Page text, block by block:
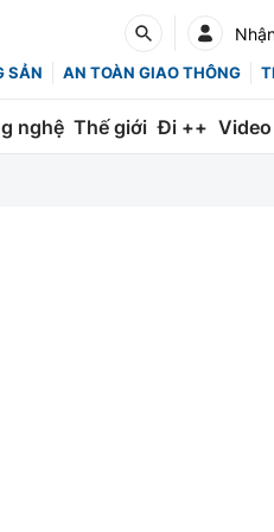
SẢN AN TOÀN GIAO THÔNG
nghệ Thế giới Đi ++ Video